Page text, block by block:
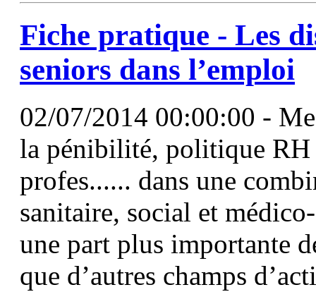
Fiche pratique - Les
seniors dans l’emploi
02/07/2014 00:00:00 -
la pénibilité, politique
profes...... dans une
sanitaire, social et
une part plus importante
que d’autres champs